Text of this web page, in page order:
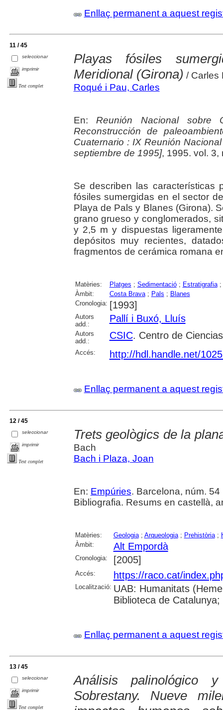
Enllaç permanent a aquest
11 / 45
seleccionar
imprimir
Text complet
Playas fósiles
Meridional (Girona) / Carles
Roqué i Pau, Carles
En:Reunión Nacional sobre
Reconstrucción de
Cuaternario : IX Reunión
septiembre de 1995], 1995. vol. 3,
Se describen las características
fósiles sumergidas en el sector
Playa de Pals y Blanes (Girona).
grano grueso y conglomerados,
y 2,5 m y dispuestas
depósitos muy recientes,
fragmentos de cerámica romana
Matèries: Platges ; Sedimentació; Estratigrafia;
Àmbit:
Costa Brava; Pals ; Blanes
Cronologia: [1993]
Autors
add.:
Pallí i Buxó, Lluís
Autors
add.:
CSIC. Centro de
Accés: http://hdl.handle.net/
Enllaç permanent a aquest
12 / 45
seleccionar
imprimir
Text complet
Trets geològics de la
Bach
Bach i Plaza, Joan
En: Empúries. Barcelona, núm.
Bibliografia. Resums en castellà,
Matèries: Geologia; Arqueologia; Prehistòria;
Àmbit:
Alt Empordà
Cronologia: [2005]
Accés: https://raco.cat/
Localització: UAB: Humanitats
Biblioteca de
Enllaç permanent a aquest
13 / 45
seleccionar
imprimir
Text complet
Análisis palinológico
Sobrestany. Nueve